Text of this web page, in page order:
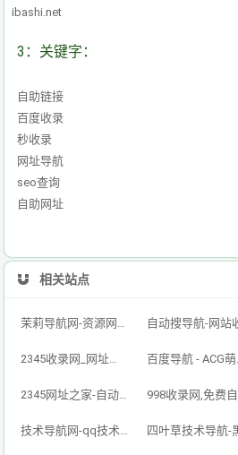
ibashi.net
3：关键字：
自助链接
百度收录
秒收录
网址导航
seo查询
自助网址
相关站点
茉莉导航网-资源网址导航,汇集各大资源网,全网优质技术教程网
2345收录网_网址导航_免费收录网站_自动收录网_秒收录 百度导航 - ACG萌
2345网址之家-自动秒收录,好网址导航
技术导航网-qq技术导航网-专注网址收录研究